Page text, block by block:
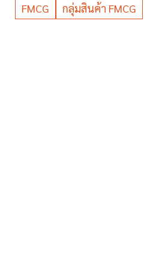
FMCG
กลุ่มสินค้า FMCG